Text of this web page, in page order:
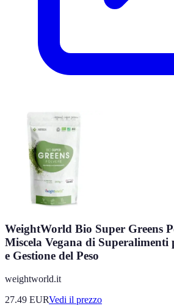
WeightWorld Bio Super Greens
Miscela Vegana di Superalimenti
e Gestione del Peso
weightworld.it
27.49 EURVedi il prezzo